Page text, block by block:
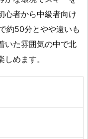
心者から中級者向け
約50分とやや遠いも
いた雰囲気の中で北
めます。